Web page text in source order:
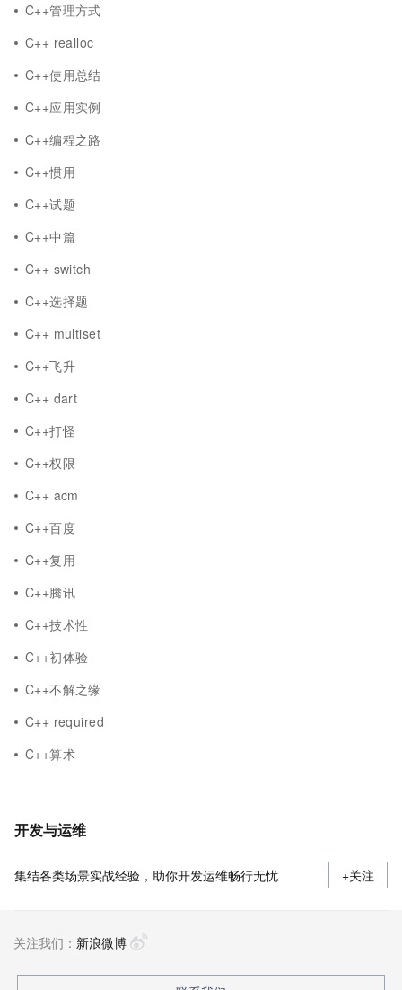
C++管理方式
C++ realloc
C++使用总结
C++应用实例
C++编程之路
C++惯用
C++试题
C++中篇
C++ switch
C++选择题
C++ multiset
C++飞升
C++ dart
C++打怪
C++权限
C++ acm
C++百度
C++复用
C++腾讯
C++技术性
C++初体验
C++不解之缘
C++ required
C++算术
开发与运维
集结各类场景实战经验，助你开发运维畅行无忧 +关注
关注我们： 新浪微博